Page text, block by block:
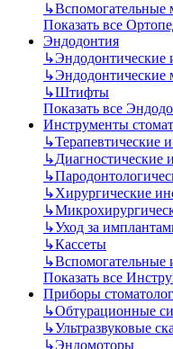
↳Вспомогательные
Показать все
Эндодонтия
↳Эндодонтические
↳Эндодонтические
↳Штифты
Показать все
Инструменты
↳Терапевтические
↳Диагностические
↳
↳Хирургические
↳
↳Уход за
↳Кассеты
↳Вспомогательные
Показать все
Приборы
↳Обтурационные
↳Ультразвуковые
↳Эндомоторы